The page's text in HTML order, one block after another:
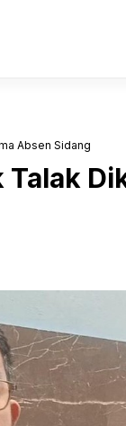
Absen Sidang
Talak